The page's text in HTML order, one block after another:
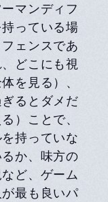
マンディフ
っている場
ェンスであ
どこにも視
を見る）、
るとダメだ
）ことで、
持っていな
か、味方の
ど、ゲーム
最も良いパ